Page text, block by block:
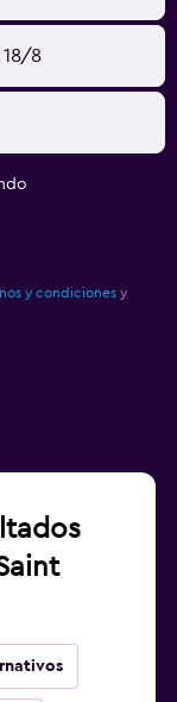
18/8
y condiciones y